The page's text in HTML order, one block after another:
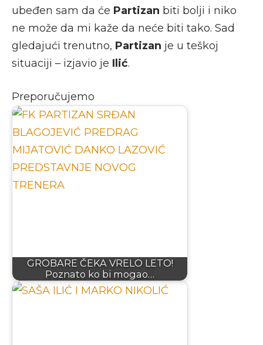
ubeđen sam da će Partizan biti bolji i niko
ne može da mi kaže da neće biti tako. Sad
gledajući trenutno, Partizan je u teškoj
situaciji – izjavio je Ilić.
Preporučujemo
GROBARE ČEKA VRELO LETO!
Poznato ko bi mogao…